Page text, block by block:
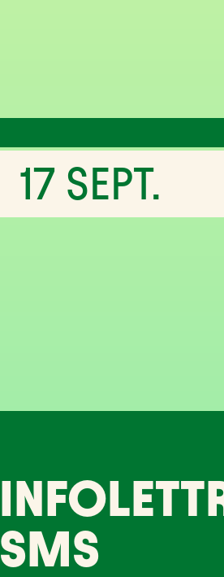
17 SEPT.
SMS